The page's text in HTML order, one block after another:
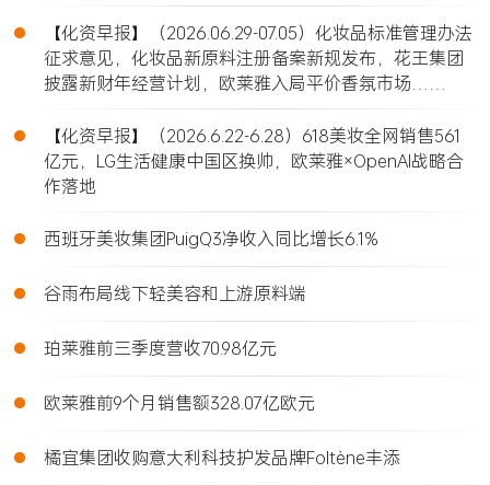
•
【化资早报】（2026.06.29-07.05）化妆品标准管理办法
征求意见，化妆品新原料注册备案新规发布，花王集团
披露新财年经营计划，欧莱雅入局平价香氛市场……
•
【化资早报】（2026.6.22-6.28）618美妆全网销售561
亿元，LG生活健康中国区换帅，欧莱雅×OpenAI战略合
作落地
• 西班牙美妆集团PuigQ3净收入同比增长6.1%
• 谷雨布局线下轻美容和上游原料端
• 珀莱雅前三季度营收70.98亿元
• 欧莱雅前9个月销售额328.07亿欧元
• 橘宜集团收购意大利科技护发品牌Foltène丰添